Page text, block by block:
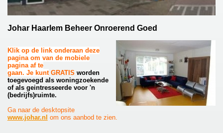
Johar Haarlem Beheer Onroerend Goed
Klik op de link onderaan deze
pagina om van de mobiele
pagina af te
gaan. Je kunt GRATIS worden
toegevoegd als woningzoekende
of als geintresseerde voor 'n
(bedrijfs)ruimte.
Ga naar de desktopsite
www.johar.nl om ons aanbod te zien.